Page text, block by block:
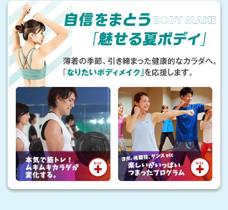
負
け
な
い
健
や
か
な
カ
ラ
ダ
自
信
を
ま
と
う
「
魅
せ
る
夏
ボ
デ